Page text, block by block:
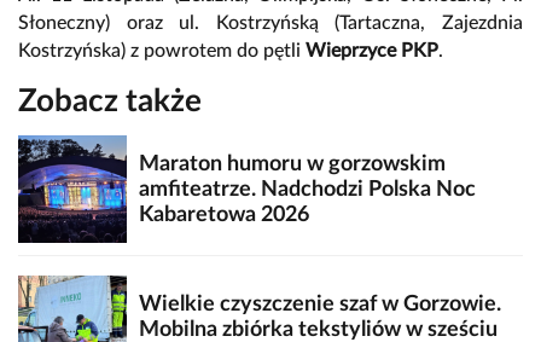
Słoneczny) oraz ul. Kostrzyńską (Tartaczna, Zajezdnia
Kostrzyńska) z powrotem do pętli Wieprzyce PKP.
Zobacz także
Maraton humoru w gorzowskim
amfiteatrze. Nadchodzi Polska Noc
Kabaretowa 2026
Wielkie czyszczenie szaf w Gorzowie.
Mobilna zbiórka tekstyliów w sześciu